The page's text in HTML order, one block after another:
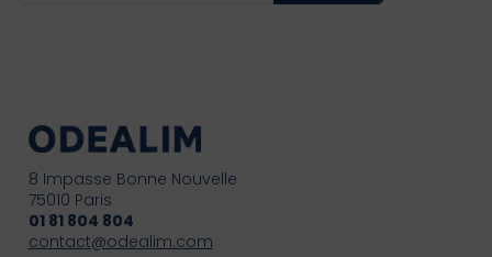
8 Impasse Bonne Nouvelle
75010 Paris
01 81 804 804
contact@odealim.com